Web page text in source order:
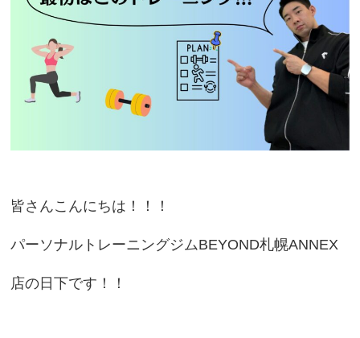
皆さんこんにちは！！！
パーソナルトレーニングジムBEYOND札幌ANNEX
店の日下です！！